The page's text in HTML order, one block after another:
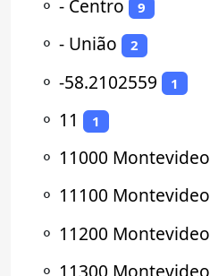
⚬ - Centro 9
⚬ - União 2
⚬ -58.2102559 1
⚬ 11 1
⚬ 11000 Montevideo
⚬ 11100 Montevideo
⚬ 11200 Montevideo
⚬ 11300 Montevideo